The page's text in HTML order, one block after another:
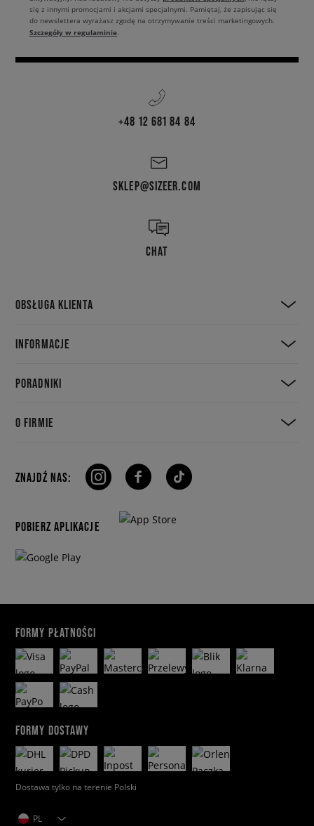
się z innymi promocjami i akcjami specjalnymi. Pamiętaj, że zapisując się
do newslettera wyrażasz zgodę na otrzymywanie treści marketingowych.
Szczegóły w regulaminie.
+48 12 681 84 84
SKLEP@SIZEER.COM
CHAT
OBSŁUGA KLIENTA
INFORMACJE
PORADNIKI
O FIRMIE
ZNAJDŹ NAS:
POBIERZ APLIKACJE
FORMY PŁATNOŚCI
FORMY DOSTAWY
Dostawa tylko na terenie Polski
PL